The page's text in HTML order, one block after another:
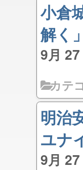
小倉
解く」
9月
カテ
明治
ユナ
9月